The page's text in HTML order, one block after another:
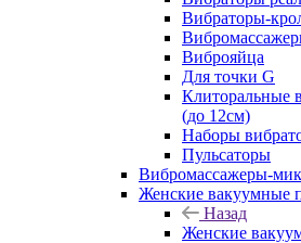
Вибраторы-
Виброяйца
Для точки G
Клиторальные
(до 12см)
Наборы
Пульсаторы
Вибромассажеры-
Женские вакуумные
Назад
Женские